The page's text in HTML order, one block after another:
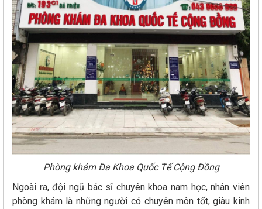
Phòng khám Đa Khoa Quốc Tế Cộng Đồng
Ngoài ra, đội ngũ bác sĩ chuyên khoa nam học, nhân viên
phòng khám là những người có chuyên môn tốt, giàu kinh